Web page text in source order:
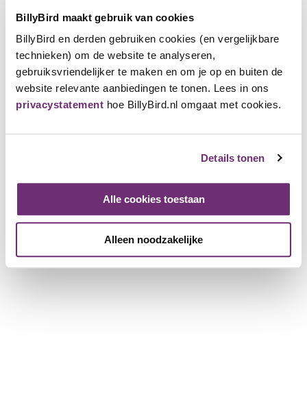
BillyBird maakt gebruik van cookies
BillyBird en derden gebruiken cookies (en vergelijkbare
technieken) om de website te analyseren,
gebruiksvriendelijker te maken en om je op en buiten de
website relevante aanbiedingen te tonen. Lees in ons
privacystatement hoe BillyBird.nl omgaat met cookies.
Details tonen
Alle cookies toestaan
Alleen noodzakelijke
Nederlands
English
Deutsch
Partner worden
korting aan. Meld je aan en zie hoe jij deze korting kan
verzilveren.
Aanmelden
Persoonlijke gezondheidscheck.
Gratis meting van bloeddruk, bloedsuiker, aderverkalking,
34 Friends
Inloggen en toevoegen als Friend
Bekijk de pagina van TPsanté